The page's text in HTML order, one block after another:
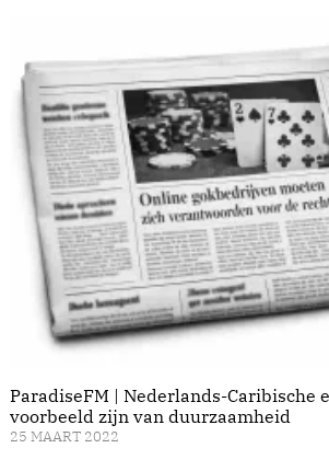
ParadiseFM | Nederlands-Caribische
voorbeeld zijn van duurzaamheid
25 MAART 2022